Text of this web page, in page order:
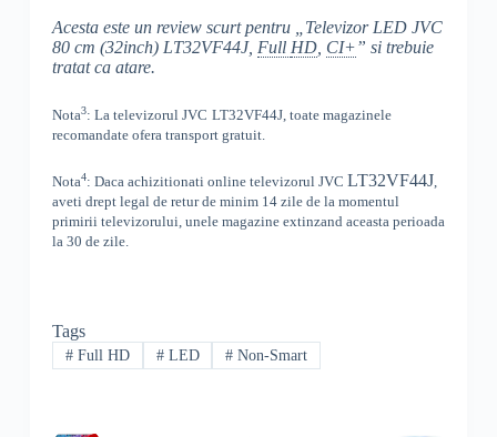
Acesta este un review scurt pentru „Televizor LED JVC
80 cm (32inch) LT32VF44J, Full HD, CI+” si trebuie
tratat ca atare.
Nota3: La televizorul JVC LT32VF44J, toatemagazinele
recomandate ofera transport gratuit.
Nota4: Daca achizitionati online televizorul JVC LT32VF44J,
aveti drept legal de retur de minim 14 zile de la momentul
primirii televizorului, unele magazine extinzand aceasta perioada
la 30 de zile.
Tags
#Full HD #LED # Non-Smart